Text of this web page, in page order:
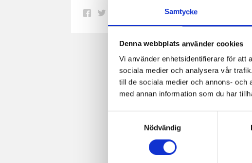
Samtycke
Denna webbplats använder cookies
Vi använder enhetsidentifierare för att
sociala medier och analysera vår
till de sociala medier och annons-
med annan information som du har
Nödvändig
Dela
Facebook
på
Twitter
på
Pinterest
via
e-
Skriv
ut